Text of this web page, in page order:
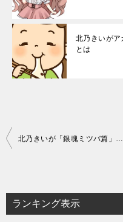
北乃きいが
とは
投
ビ
ゲ
北乃きいが「銀魂ミツバ篇」でヒロインであるミツバ役を演じる！辛い物好き女子？
ランキング表示